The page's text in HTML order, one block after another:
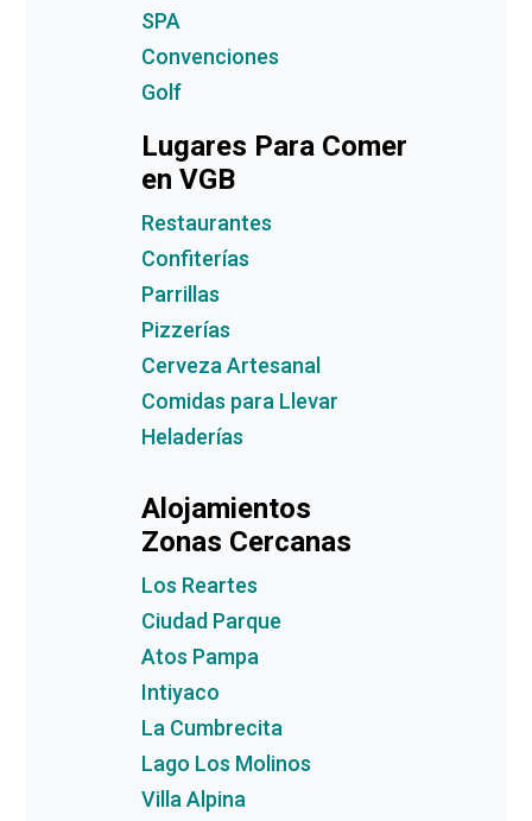
SPA
Convenciones
Golf
Lugares Para Comer
en VGB
Restaurantes
Confiterías
Parrillas
Pizzerías
Cerveza Artesanal
Comidas para Llevar
Heladerías
Alojamientos
Zonas Cercanas
Los Reartes
Ciudad Parque
Atos Pampa
Intiyaco
La Cumbrecita
Lago Los Molinos
Villa Alpina